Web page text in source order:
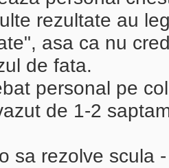
rezultate au
asa ca nu
de fata.
personal pe
de 1-2
sa rezolve scula